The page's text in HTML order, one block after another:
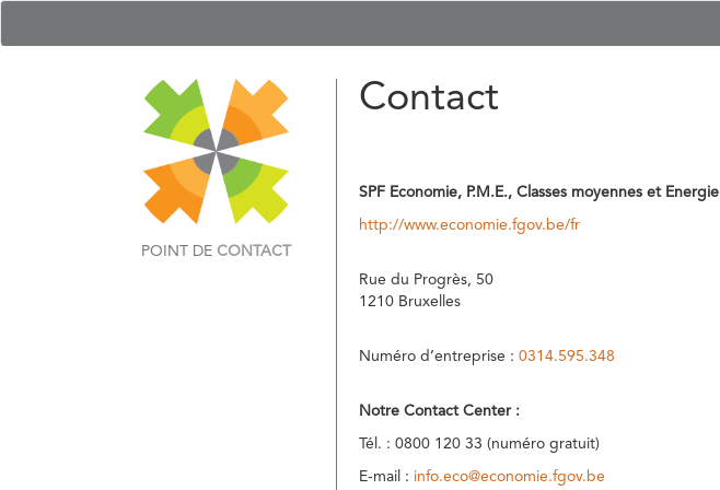
POINT DE CONTACT
Contact
SPF Economie, P.M.E., Classes moyennes et Energie
http://www.economie.fgov.be/fr
Rue du Progrès, 50
1210 Bruxelles
Numéro d’entreprise : 0314.595.348
Notre Contact Center :
Tél. : 0800 120 33 (numéro gratuit)
E-mail : info.eco@economie.fgov.be